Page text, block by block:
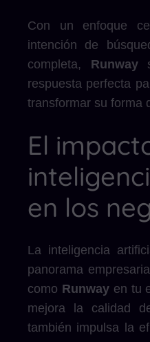
Con un enfoque
intención de
completa, Runway
respuesta perfecta
transformar su forma
El
en los
La inteligencia
panorama
como Runwayen tu
mejora la calidad
también impulsa la